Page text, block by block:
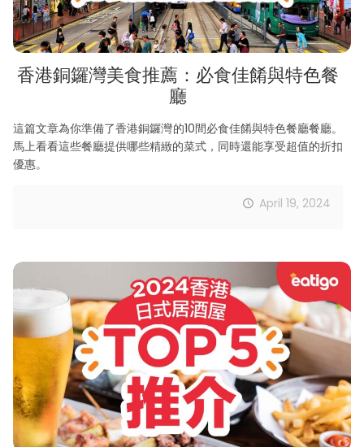
香港銅鑼灣美食推薦：必食佳餚與特色餐
廳
這篇文章為你準備了香港銅鑼灣的10間必食佳餚與特色餐廳餐廳。
馬上看看這些餐廳提供哪些精緻的菜式，同時還能享受超值的折扣
優惠。
April 19, 2024